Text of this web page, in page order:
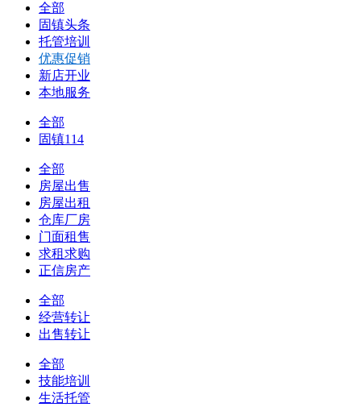
全部
固镇头条
托管培训
优惠促销
新店开业
本地服务
全部
固镇114
全部
房屋出售
房屋出租
仓库厂房
门面租售
求租求购
正信房产
全部
经营转让
出售转让
全部
技能培训
生活托管